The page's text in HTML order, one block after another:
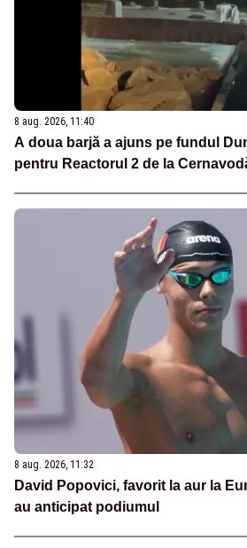
8 aug. 2026, 11:40
A doua barjă a ajuns pe fundul
pentru Reactorul 2 de la
8 aug. 2026, 11:32
David Popovici, favorit la aur la
au anticipat podiumul